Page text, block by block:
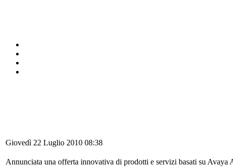
Giovedì 22 Luglio 2010 08:38
Annunciata una offerta innovativa di prodotti e servizi basati su